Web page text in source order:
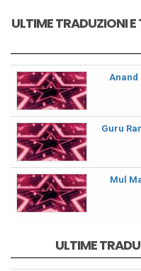
ULTIME TRADUZIONI
Anand
Guru
Mul
ULTIME